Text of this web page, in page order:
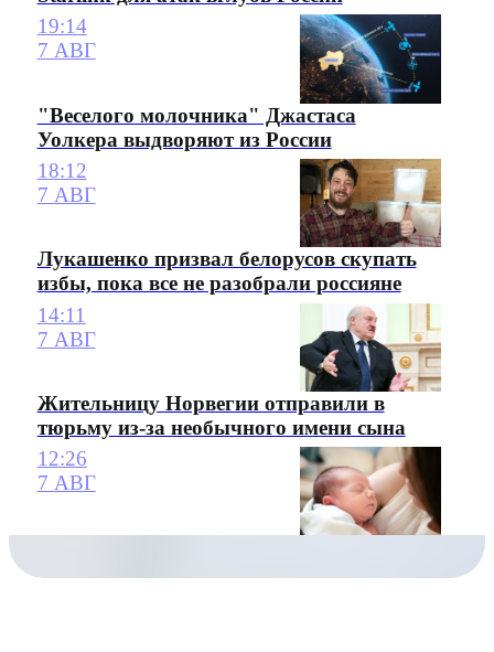
19:14
7 АВГ
"Веселого молочника" Джастаса
Уолкера выдворяют из России
18:12
7 АВГ
Лукашенко призвал белорусов скупать
избы, пока все не разобрали россияне
14:11
7 АВГ
Жительницу Норвегии отправили в
тюрьму из-за необычного имени сына
12:26
7 АВГ